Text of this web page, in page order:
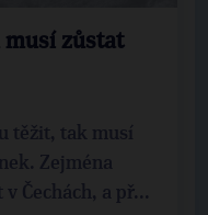
musí zůstat
těžit, tak musí
Zejména
Čechách, a př...